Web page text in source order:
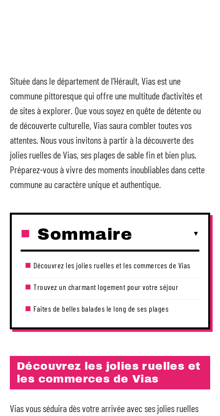
Située dans le département de l’Hérault, Vias est une
commune pittoresque qui offre une multitude d’activités et
de sites à explorer. Que vous soyez en quête de détente ou
de découverte culturelle, Vias saura combler toutes vos
attentes. Nous vous invitons à partir à la découverte des
jolies ruelles de Vias, ses plages de sable fin et bien plus.
Préparez-vous à vivre des moments inoubliables dans cette
commune au caractère unique et authentique.
Sommaire
Découvrez les jolies ruelles et les commerces de Vias
Trouvez un charmant logement pour votre séjour
Faites de belles balades le long de ses plages
Découvrez les jolies ruelles et
les commerces de Vias
Vias vous séduira dès votre arrivée avec ses jolies ruelles